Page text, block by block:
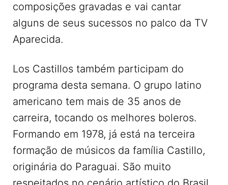
composições gravadas e vai cantar
alguns de seus sucessos no palco da TV
Aparecida.
Los Castillos também participam do
programa desta semana. O grupo latino
americano tem mais de 35 anos de
carreira, tocando os melhores boleros.
Formando em 1978, já está na terceira
formação de músicos da família Castillo,
originária do Paraguai. São muito